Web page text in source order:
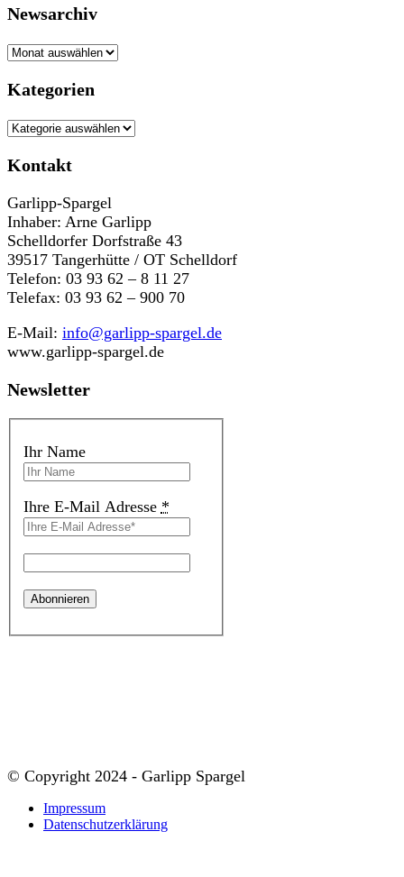
Newsarchiv
Newsarchiv
Kategorien
Kategorien
Kontakt
Garlipp-Spargel
Inhaber: Arne Garlipp
Schelldorfer Dorfstraße 43
39517 Tangerhütte / OT Schelldorf
Telefon: 03 93 62 – 8 11 27
Telefax: 03 93 62 – 900 70
E-Mail: info@garlipp-spargel.de
www.garlipp-spargel.de
Newsletter
Ihr Name
Ihre E-Mail Adresse *
© Copyright 2024 - Garlipp Spargel
Impressum
Datenschutzerklärung